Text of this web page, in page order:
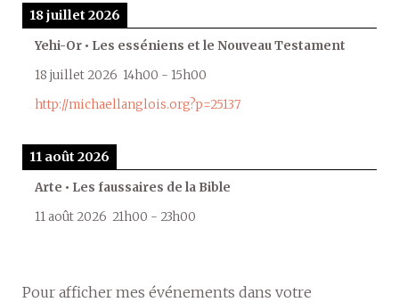
18 juillet 2026
Yehi-Or • Les esséniens et le Nouveau Testament
18 juillet 2026 14h00 - 15h00
http://michaellanglois.org?p=25137
11 août 2026
Arte • Les faussaires de la Bible
11 août 2026 21h00 - 23h00
Pour afficher mes événements dans votre